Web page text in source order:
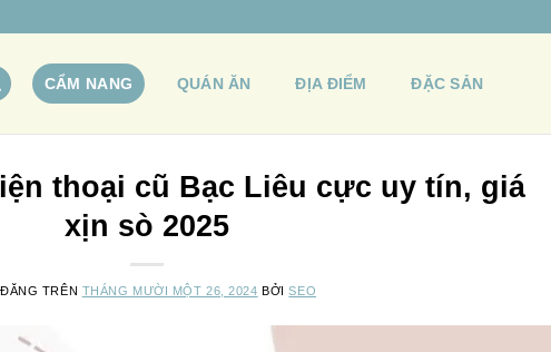
CẨM NANG QUÁN ĂN ĐỊA ĐIỂM ĐẶC SẢN
thoại cũ Bạc Liêu cực uy tín, giá
xịn sò 2025
TRÊN THÁNG MƯỜI MỘT 26, 2024 BỞISEO